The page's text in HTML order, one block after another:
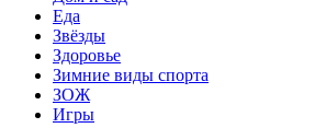
Еда
Звёзды
Здоровье
Зимние виды спорта
ЗОЖ
Игры